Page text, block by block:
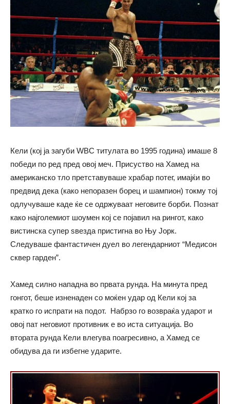
Кели (кој ја загуби WBC титулата во 1995 година) имаше 8
победи по ред пред овој меч. Присуство на Хамед на
американско тло претставуваше храбар потег, имајќи во
предвид дека (како непоразен борец и шампион) токму тој
одлучуваше каде ќе се одржуваат неговите борби. Познат
како најголемиот шоумен кој се појавил на рингот, како
вистинска супер ѕвезда пристигна во Њу Јорк.
Следуваше фантастичен дуел во легендарниот “Медисон
сквер гарден”.
Хамед силно нападна во првата рунда. На минута пред
гонгот, беше изненаден со моќен удар од Кели кој за
кратко го испрати на подот. Набрзо го возвраќа ударот и
овој пат неговиот противник е во иста ситуација. Во
втората рунда Кели влегува поагресивно, а Хамед се
обидува да ги избегне ударите.